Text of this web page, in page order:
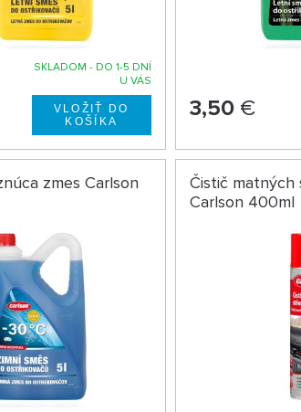
SKLADOM - DO 1-5 DNÍ
U VÁS
3,50€
zmes Carlson
Čistič matných
Carlson 400ml